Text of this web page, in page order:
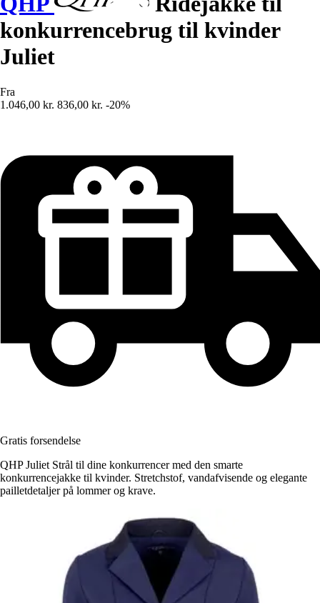
konkurrencebrug til kvinder
Juliet
Fra
1.046,00 kr. 836,00 kr. -20%
Gratis forsendelse
QHP Juliet Strål til dine konkurrencer med den smarte
konkurrencejakke til kvinder. Stretchstof, vandafvisende og elegante
pailletdetaljer på lommer og krave.